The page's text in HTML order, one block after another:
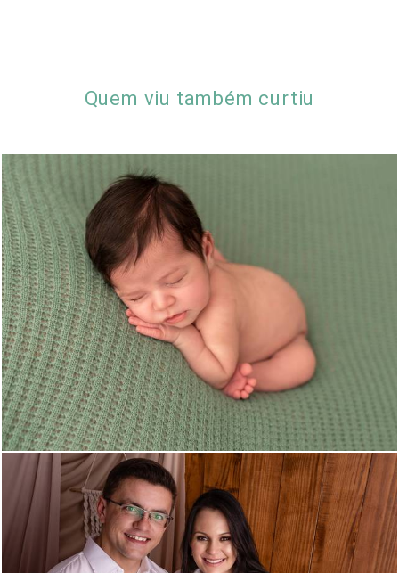
Quem viu também curtiu
1070